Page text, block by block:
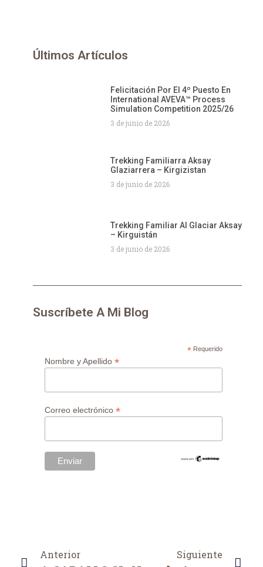
Últimos Artículos
Felicitación Por El 4º Puesto En
International AVEVA™ Process
Simulation Competition 2025/26
3 de junio de 2026
Trekking Familiarra Aksay
Glaziarrera – Kirgizistan
3 de junio de 2026
Trekking Familiar Al Glaciar Aksay
– Kirguistán
3 de junio de 2026
Suscríbete A Mi Blog
* Requerido
Nombre y Apellido *
Correo electrónico *
Anterior Siguiente